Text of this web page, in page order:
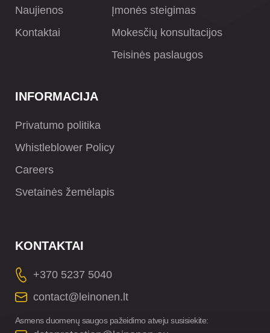
Naujienos
Kontaktai
Įmonės steigimas
Mokesčių konsultacijos
Teisinės paslaugos
INFORMACIJA
Privatumo politika
Whistleblower Policy
Careers
Svetainės žemėlapis
KONTAKTAI
+370 5237 5040
contact@leinonen.lt
Asmens duomenų saugos pažeidimo atveju susisiekite: